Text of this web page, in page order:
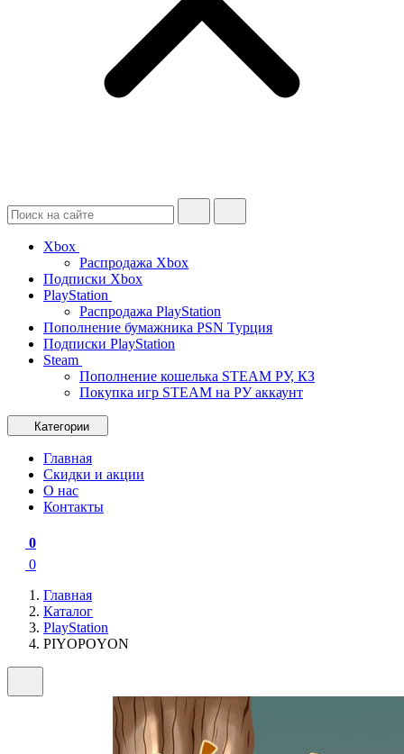
Xbox
Распродажа Xbox
Подписки Xbox
PlayStation
Распродажа PlayStation
Пополнение бумажника PSN Турция
Подписки PlayStation
Steam
Пополнение кошелька STEAM РУ, КЗ
Покупка игр STEAM на РУ аккаунт
Категории
Главная
Скидки и акции
О нас
Контакты
0
0
Главная
Каталог
PlayStation
PIYOPOYON